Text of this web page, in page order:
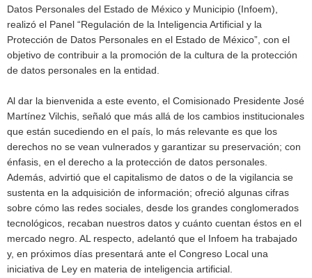
Datos Personales del Estado de México y Municipio (Infoem),
realizó el Panel “Regulación de la Inteligencia Artificial y la
Protección de Datos Personales en el Estado de México”, con el
objetivo de contribuir a la promoción de la cultura de la protección
de datos personales en la entidad.
Al dar la bienvenida a este evento, el Comisionado Presidente José
Martínez Vilchis, señaló que más allá de los cambios institucionales
que están sucediendo en el país, lo más relevante es que los
derechos no se vean vulnerados y garantizar su preservación; con
énfasis, en el derecho a la protección de datos personales.
Además, advirtió que el capitalismo de datos o de la vigilancia se
sustenta en la adquisición de información; ofreció algunas cifras
sobre cómo las redes sociales, desde los grandes conglomerados
tecnológicos, recaban nuestros datos y cuánto cuentan éstos en el
mercado negro. AL respecto, adelantó que el Infoem ha trabajado
y, en próximos días presentará ante el Congreso Local una
iniciativa de Ley en materia de inteligencia artificial.